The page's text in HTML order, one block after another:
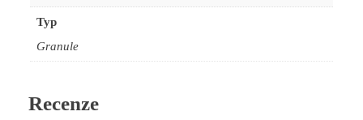
Typ
Granule
Recenze